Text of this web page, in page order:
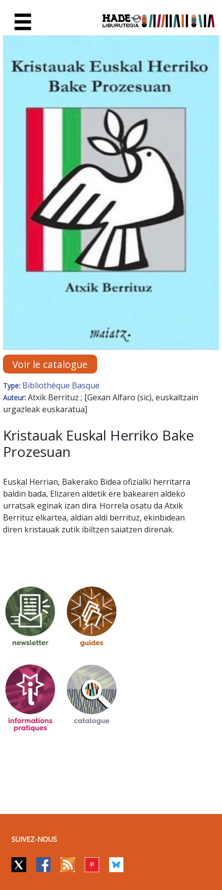
Voir le catalogue
Type: Bibliothèque Basque
Auteur: Atxik Berrituz ; [Gexan Alfaro (sic), euskaltzain
urgazleak euskaratua]
Kristauak Euskal Herriko Bake
Prozesuan
Euskal Herrian, Bakerako Bidea ofizialki herritarra
baldin bada, Elizaren aldetik ere bakearen aldeko
urratsak eginak izan dira. Horrela osatu da Atxik
Berrituz elkartea, aldian aldi berrituz, ekinbidean
diren kristauak zutik ibiltzen saiatzen direnak.
SUIVEZ-NOUS